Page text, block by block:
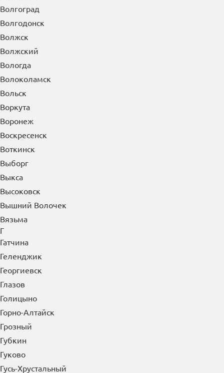
Волгоград
Волгодонск
Волжск
Волжский
Вологда
Волоколамск
Вольск
Воркута
Воронеж
Воскресенск
Воткинск
Выборг
Выкса
Высоковск
Вышний Волочек
Вязьма
Г
Гатчина
Геленджик
Георгиевск
Глазов
Голицыно
Горно-Алтайск
Грозный
Губкин
Гуково
Гусь-Хрустальный